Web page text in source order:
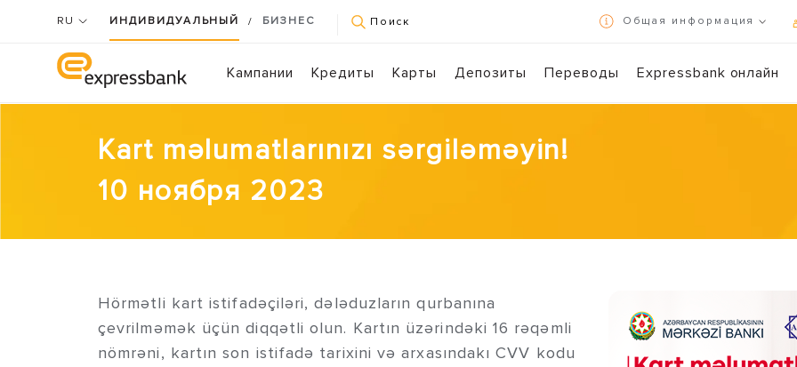
RU ИНДИВИДУАЛЬНЫЙ / БИЗНЕС Поиск Общая информация
Кампании Кредиты Карты Депозиты Переводы Expressbank онлайн
Kart məlumatlarınızı sərgiləməyin!
10 ноября 2023
Hörmətli kart istifadəçiləri, dələduzların qurbanına
çevrilməmək üçün diqqətli olun. Kartın üzərindəki 16 rəqəmli
nömrəni, kartın son istifadə tarixini və arxasındakı CVV kodu